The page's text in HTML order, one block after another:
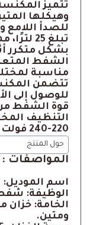
تتميز
وهيكلها
للصدأ اللامع
تبلغ 25
بشكل متكرر
الشفط
مناسبة
تتضمن
للوصول إلى
قوة الشفط
التنظيف
220-240 فولت وتردد 50/60 هرتز.
حول المنتج
المواصفات :
اسم الموديل: GVC19011N
الوظيفة:
الخامة: خزان
ومتين.